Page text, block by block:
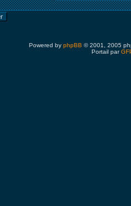
Powered by phpBB © 2001, 2005
Portail par